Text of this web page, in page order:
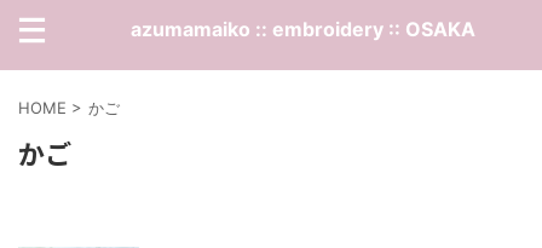
azumamaiko :: embroidery :: OSAKA
HOME > かご
かご